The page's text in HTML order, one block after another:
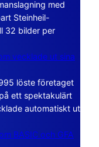
med
Steinheil-
32 bilder per
vecklade ut sina
löste företaget
ett spektakulärt
automatiskt ut
BASIC och GFA